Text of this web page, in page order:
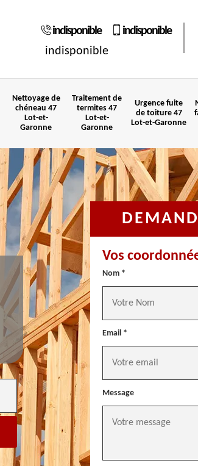
indisponible
indisponible
indisponible
Nettoyage de
chéneau 47
Lot-et-
Garonne
Traitement de
termites 47
Lot-et-
Garonne
Urgence fuite
de toiture 47
Lot-et-Garonne
Vos
Nom *
Email *
Message